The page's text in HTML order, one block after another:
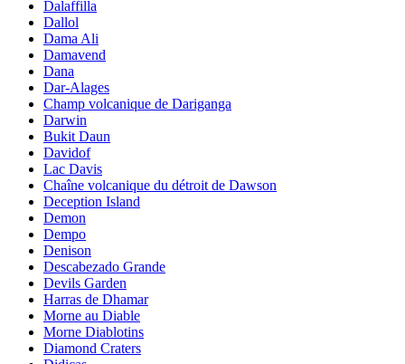
Dalaffilla
Dallol
Dama Ali
Damavend
Dana
Dar-Alages
Champ volcanique de Dariganga
Darwin
Bukit Daun
Davidof
Lac Davis
Chaîne volcanique du détroit de Dawson
Deception Island
Demon
Dempo
Denison
Descabezado Grande
Devils Garden
Harras de Dhamar
Morne au Diable
Morne Diablotins
Diamond Craters